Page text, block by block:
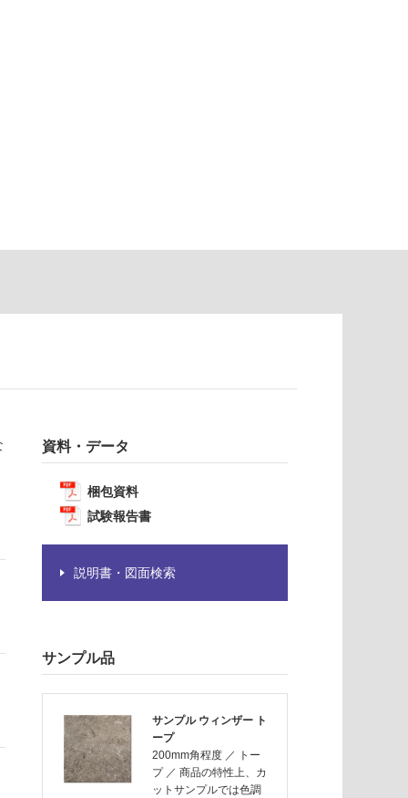
資料・データ
梱包資料
試験報告書
説明書・図面検索
サンプル品
サンプル ウィンザー ト
ープ
200mm角程度 ／
トー
プ ／ 商品の特性上、カ
ットサンプルでは色調